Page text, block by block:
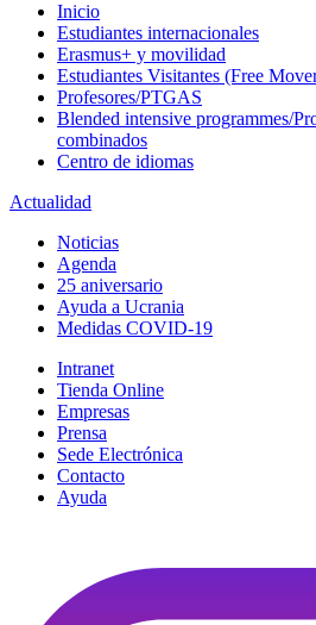
Inicio
Estudiantes internacionales
Erasmus+ y movilidad
Estudiantes Visitantes (Free
Profesores/PTGAS
Blended intensive programmes/
combinados
Centro de idiomas
Actualidad
Noticias
Agenda
25 aniversario
Ayuda a Ucrania
Medidas COVID-19
Intranet
Tienda Online
Empresas
Prensa
Sede Electrónica
Contacto
Ayuda